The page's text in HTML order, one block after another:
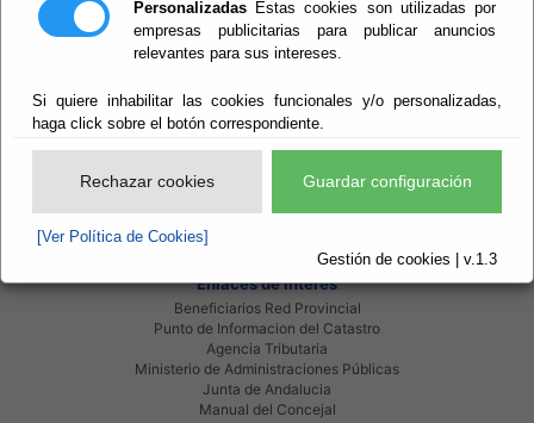
Personalizadas Estas cookies son utilizadas por
empresas publicitarias para publicar anuncios
relevantes para sus intereses.
Si quiere inhabilitar las cookies funcionales y/o personalizadas,
haga click sobre el botón correspondiente.
Rechazar cookies Guardar configuración
[Ver Política de Cookies]
Gestión de cookies | v.1.3
Intranet Adheridos
Intranet Beneficiarios
Enlaces de interés
Beneficiarios Red Provincial
Punto de Informacion del Catastro
Agencia Tributaria
Ministerio de Administraciones Públicas
Junta de Andalucia
Manual del Concejal